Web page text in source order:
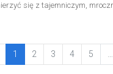
się z tajemniczym,
a toczącą się wojnę
która jako głowa
1 (current)
2 3 4 5